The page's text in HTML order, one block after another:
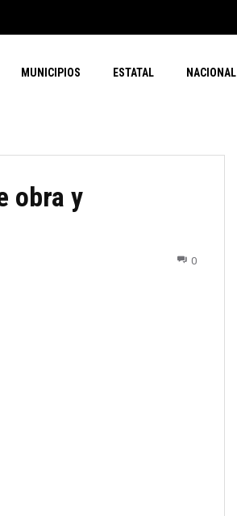
MUNICIPIOS ESTATAL NACIONAL
obra y
0